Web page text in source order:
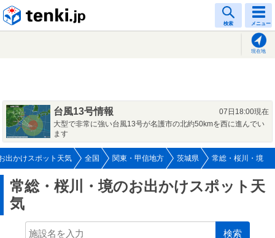
検索 メニュー
現在地
台風13号情報
07日18:00現在
大型で非常に強い台風13号が名護市の北約50kmを西に進んでい
ます
出かけスポット天気 全国 関東・甲信地方 茨城県 常総・桜川・境
常総・桜川・境のお出かけスポット天
気
検索